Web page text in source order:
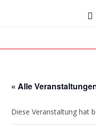
« Alle
Diese Veranstaltung hat